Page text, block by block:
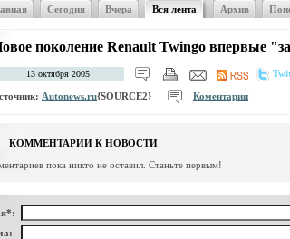
Сегодня Вчера Вся лента Архив
поколение Renault Twingo впервые
13 октября 2005
Autonews.ru{SOURCE2} Коментарии
КОММЕНТАРИИ К НОВОСТИ
пока никто не оставил. Станьте первым!